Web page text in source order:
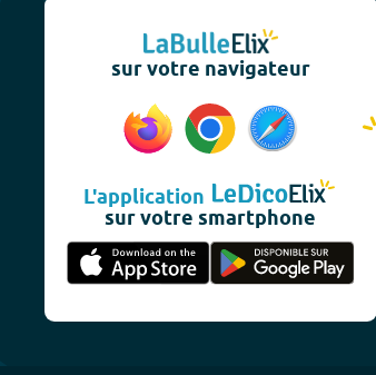
sur votre navigateur
L'application
sur votre smartphone